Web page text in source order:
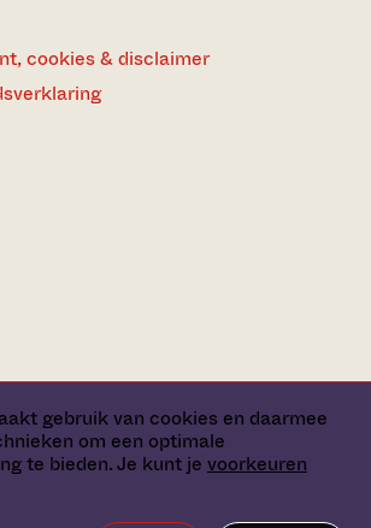
gebruik van cookies en daarmee
om een optimale
te bieden. Je kunt je voorkeuren
cookies & disclaimer